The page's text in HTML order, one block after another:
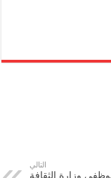
التالي
وزارة الثقافة